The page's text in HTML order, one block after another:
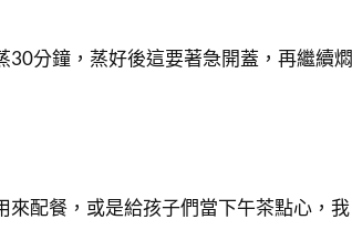
分鐘，蒸好後這要著急開蓋，再繼續燜
來配餐，或是給孩子們當下午茶點心，我